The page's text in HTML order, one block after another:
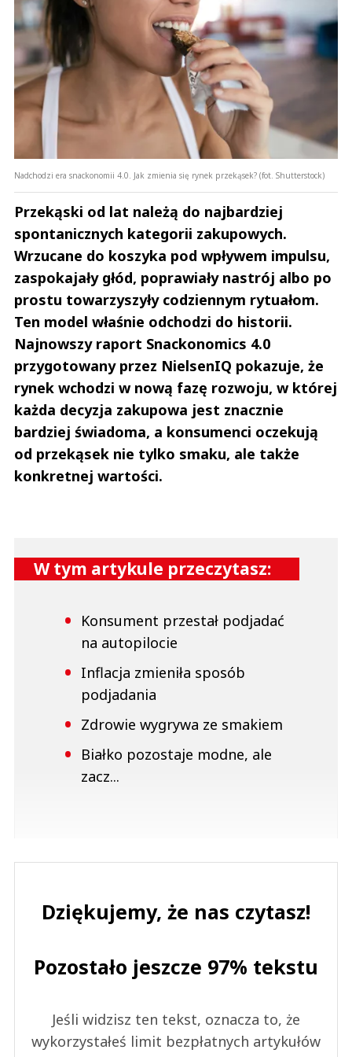
Prześlij komentarz
Nadchodzi era snackonomii 4.0. Jak zmienia się rynek przekąsek? (fot. Shutterstock)
Przekąski od lat należą do najbardziej
spontanicznych kategorii zakupowych.
Wrzucane do koszyka pod wpływem impulsu,
zaspokajały głód, poprawiały nastrój albo po
prostu towarzyszyły codziennym rytuałom.
Ten model właśnie odchodzi do historii.
Najnowszy raport Snackonomics 4.0
przygotowany przez NielsenIQ pokazuje, że
rynek wchodzi w nową fazę rozwoju, w której
każda decyzja zakupowa jest znacznie
bardziej świadoma, a konsumenci oczekują
od przekąsek nie tylko smaku, ale także
konkretnej wartości.
W tym artykule przeczytasz:
Konsument przestał podjadać
na autopilocie
Inflacja zmieniła sposób
podjadania
Zdrowie wygrywa ze smakiem
Białko pozostaje modne, ale
zacz...
Dziękujemy, że nas czytasz!
Pozostało jeszcze 97% tekstu
Jeśli widzisz ten tekst, oznacza to, że
wykorzystałeś limit bezpłatnych artykułów